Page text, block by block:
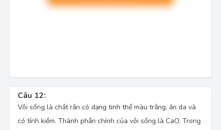
Câu 12:
Vôi sống là chất rắn có dạng tinh thể màu trắng, ăn da và
có tính kiềm. Thành phần chính của vôi sống là CaO. Trong